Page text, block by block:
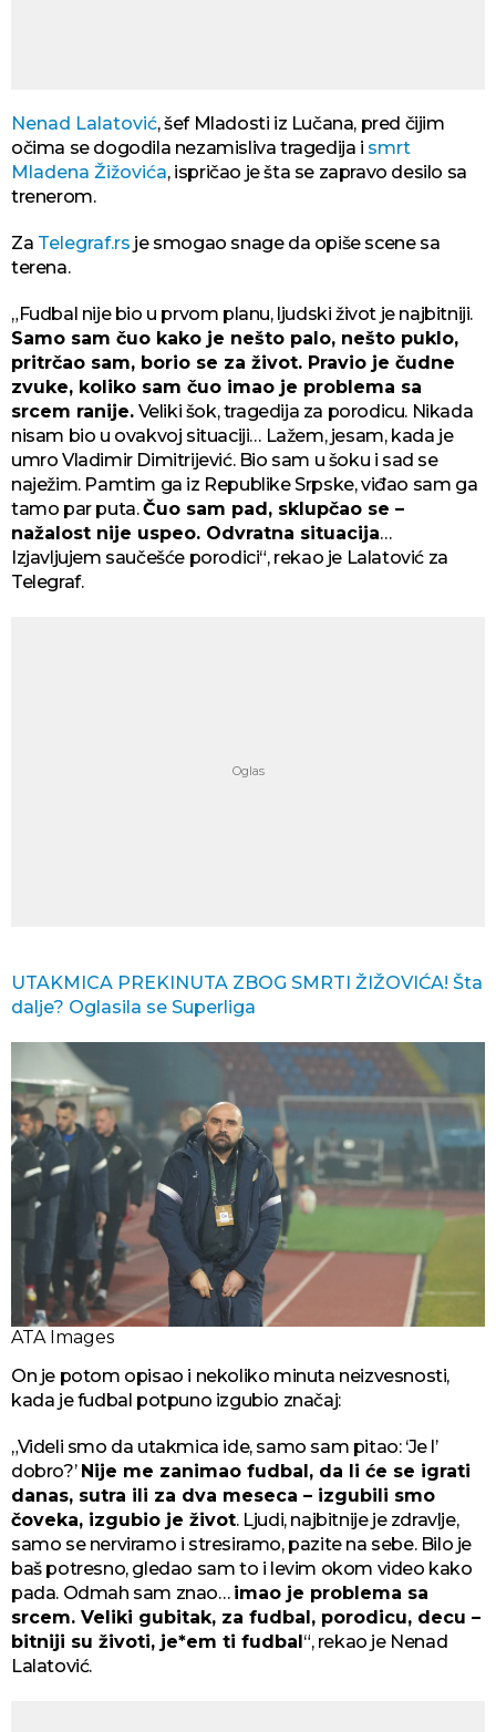
Nenad Lalatović, šef Mladosti iz Lučana, pred čijim
očima se dogodila nezamisliva tragedija i smrt
Mladena Žižovića, ispričao je šta se zapravo desilo sa
trenerom.
Za Telegraf.rs je smogao snage da opiše scene sa
terena.
„Fudbal nije bio u prvom planu, ljudski život je najbitniji.
Samo sam čuo kako je nešto palo, nešto puklo,
pritrčao sam, borio se za život. Pravio je čudne
zvuke, koliko sam čuo imao je problema sa
srcem ranije. Veliki šok, tragedija za porodicu. Nikada
nisam bio u ovakvoj situaciji… Lažem, jesam, kada je
umro Vladimir Dimitrijević. Bio sam u šoku i sad se
naježim. Pamtim ga iz Republike Srpske, viđao sam ga
tamo par puta.Čuo sam pad, sklupčao se –
nažalost nije uspeo. Odvratna situacija…
Izjavljujem saučešće porodici“, rekao je Lalatović za
Telegraf.
UTAKMICA PREKINUTA ZBOG SMRTI ŽIŽOVIĆA! Šta
dalje? Oglasila se Superliga
ATA Images
On je potom opisao i nekoliko minuta neizvesnosti,
kada je fudbal potpuno izgubio značaj:
„Videli smo da utakmica ide, samo sam pitao: ‘Je l’
dobro?’ Nije me zanimao fudbal, da li će se igrati
danas, sutra ili za dva meseca – izgubili smo
čoveka, izgubio je život. Ljudi, najbitnije je zdravlje,
samo se nerviramo i stresiramo, pazite na sebe. Bilo je
baš potresno, gledao sam to i levim okom video kako
pada. Odmah sam znao… imao je problema sa
srcem. Veliki gubitak, za fudbal, porodicu, decu –
bitniji su životi, je*em ti fudbal“, rekao je Nenad
Lalatović.